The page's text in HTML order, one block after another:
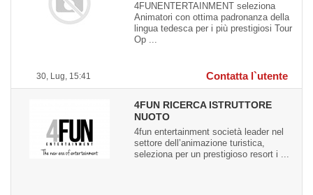
30, Lug, 15:41
4FUNENTERTAINMENT seleziona
Animatori con ottima padronanza della
lingua tedesca per i più prestigiosi Tour
Op ...
Contatta l`utente
4FUN RICERCA ISTRUTTORE
NUOTO
4fun entertainment società leader nel
settore dell’animazione turistica,
seleziona per un prestigioso resort i ...